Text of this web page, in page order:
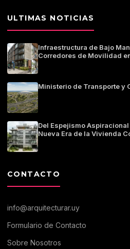
ULTIMAS NOTICIAS
Infraestructura de Bajo
Corredores de Movilidad
Ministerio de Transporte y
Del Espejismo
Nueva Era de la Vivienda
CONTACTO
info@arquitecturar.uy
Formulario de Contacto
Sobre Nosotros